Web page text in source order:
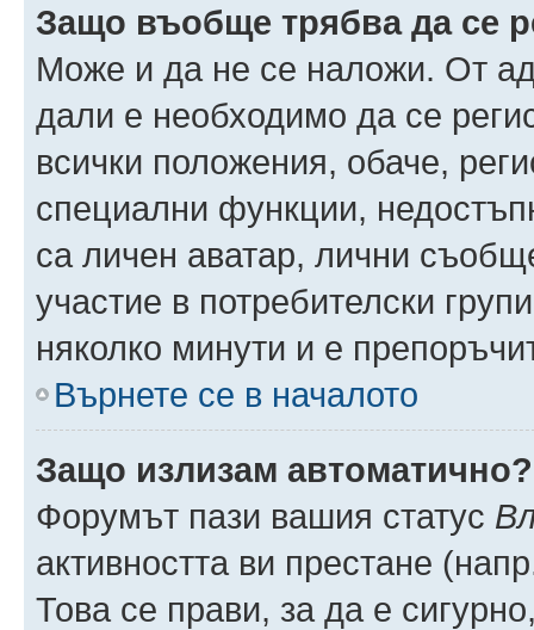
Защо въобще трябва да се
Може и да не се наложи. От
дали е необходимо да се
всички положения, обаче,
специални функции,
са личен аватар, лични
участие в потребителски
няколко минути и е
Върнете се в началото
Защо излизам автоматично?
Форумът пази вашия статус
активността ви престане
Това се прави, за да е